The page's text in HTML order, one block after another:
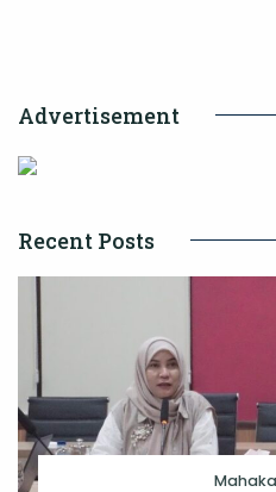
Advertisement
Recent Posts